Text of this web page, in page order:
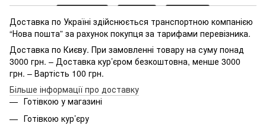
Доставка по Україні здійснюється транспортною компанією
“Нова пошта” за рахунок покупця за тарифами перевізника.
Доставка по Києву. При замовленні товару на суму понад
3000 грн. – Доставка кур’єром безкоштовна, менше 3000
грн. – Вартість 100 грн.
Більше інформації про доставку
Готівкою у магазині
Готівкою кур’єру